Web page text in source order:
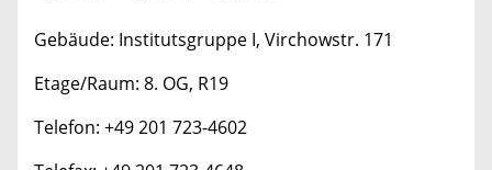
Gebäude: Institutsgruppe I, Virchowstr. 171
Etage/Raum: 8. OG, R19
Telefon: +49 201 723-4602